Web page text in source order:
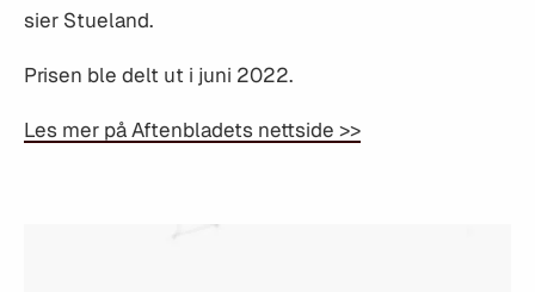
sier Stueland.
Prisen ble delt ut i juni 2022.
Les mer på Aftenbladets nettside >>